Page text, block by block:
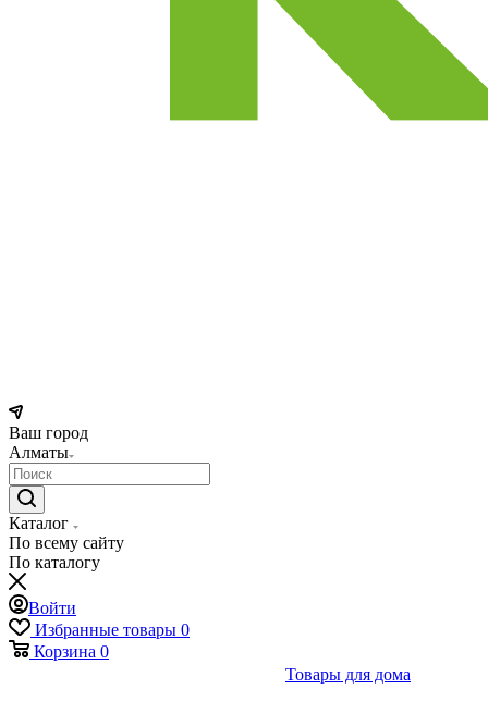
Ваш город
Алматы
Каталог
По всему сайту
По каталогу
Войти
Избранные товары 0
Корзина 0
Товары для дома